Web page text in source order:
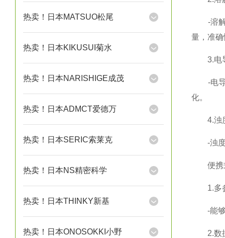
热卖！日本MATSUO松尾
热卖！日本KIKUSUI菊水
热卖！日本NARISHIGE成茂
热卖！日本ADMCT爱德万
热卖！日本SERIC索莱克
热卖！日本NS精密科学
热卖！日本THINKY新基
热卖！日本ONOSOKKI小野
-溶解
量，准
3.电
-电导
化。
4.浊
-浊度
便携式
1.多
-能够
2.数据